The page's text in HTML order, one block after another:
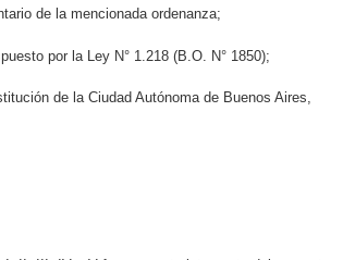
de la mencionada ordenanza;
por la Ley N° 1.218 (B.O. N° 1850);
de la Ciudad Autónoma de Buenos Aires,